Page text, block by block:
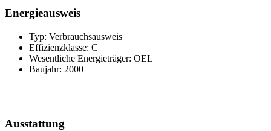
Energieausweis
Typ: Verbrauchsausweis
Effizienzklasse: C
Wesentliche Energieträger: OEL
Baujahr: 2000
Ausstattung